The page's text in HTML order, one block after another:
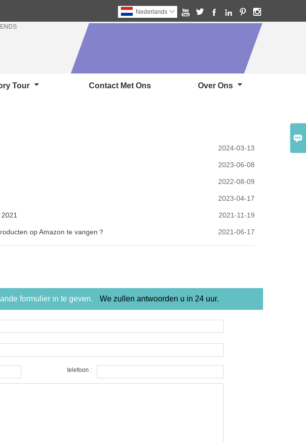

     
Nederlands 
Tour Contact Met Ons Over Ons
2024-03-13
2023-06-08
2022-08-09
2023-04-17
2021-11-19
op Amazon te vangen？ 2021-06-17
formulier in te geven. We zullen antwoorden u in 24 uur.
telefoon :